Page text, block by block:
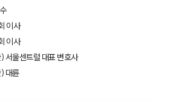
이사
이사
서울센트럴 대표 변호사
대륜